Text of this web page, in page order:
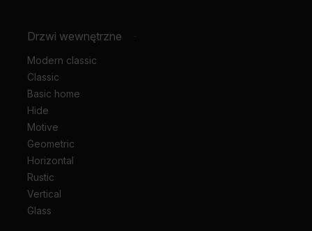
Drzwi wewnętrzne -
Modern classic
Classic
Basic home
Hide
Motive
Geometric
Horizontal
Rustic
Vertical
Glass